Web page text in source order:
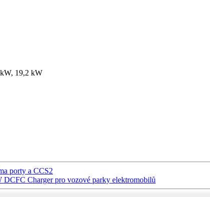
19,2 kW
porty a CCS2
Charger pro vozové parky elektromobilů